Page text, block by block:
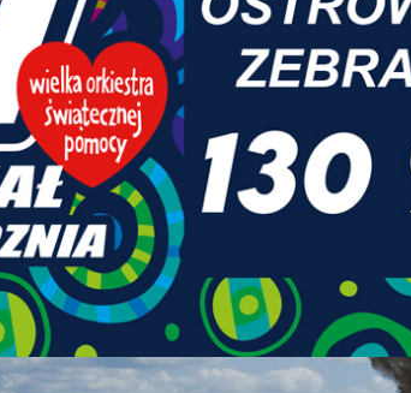
także umiejętności ogniowe podczas strzelań z wykorzystaniem
RPG. Szkolenie pozwoliło zweryfikować poziom
była kompleksowym sprawdzianem gotowości żołnierzy 5
jak i wsparcia administracji publicznej podczas sytuacji